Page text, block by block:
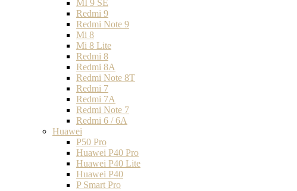
MI 9 SE
Redmi 9
Redmi Note 9
Mi 8
Mi 8 Lite
Redmi 8
Redmi 8A
Redmi Note 8T
Redmi 7
Redmi 7A
Redmi Note 7
Redmi 6 / 6A
Huawei
P50 Pro
Huawei P40 Pro
Huawei P40 Lite
Huawei P40
P Smart Pro